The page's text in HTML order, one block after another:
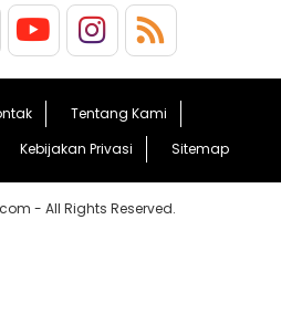
Tentang Kami
Kebijakan Privasi Sitemap
- All Rights Reserved.